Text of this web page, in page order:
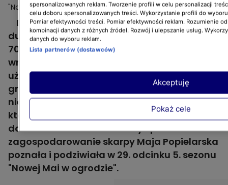
"Nowa Maja w ogrodzie": gigantyczne donice czyli
niestandardowy sposób na zagospodarowanie
skarpy
Więcej
Dobrze zaplanowany ogród nie musi być
duży, można wyczarować go na zaledwie
700 metrach kwadratowych. Główne
wnętrze założenia to ogród typowo
użytkowy, warzywny, z wyniesionymi
grządkami i szklarnią… miło patrzy się na
niego z wyniesionego tarasu. Tarasu,
którego przedłużeniem są gigantyczne
donice. Ten niestandardowy sposób na
zagospodarowanie skarpy Maja Popielarska
poznała i podziwiała w 29. odcinku 5. sezonu
"Nowej Mai w ogrodzie".
spersonalizowanych reklam. Tworzenie profili w celu personalizacji
celu doboru spersonalizowanych treści. Wykorzystanie profili do
Pomiar efektywności treści. Pomiar efektywności reklam. Rozumienie
kombinacji danych z różnych źródeł. Rozwój i ulepszanie usług.
danych do wyboru reklam.
Lista partnerów (dostawców)
Pokaż cele
Akceptuję